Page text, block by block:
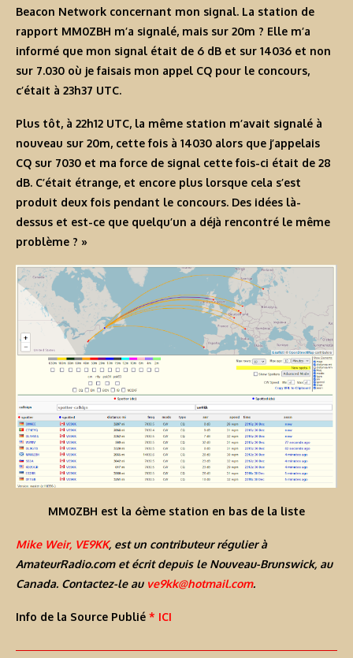
Beacon Network concernant mon signal. La station de
rapport MM0ZBH m’a signalé, mais sur 20m ? Elle m’a
informé que mon signal était de 6 dB et sur 14036 et non
sur 7.030 où je faisais mon appel CQ pour le concours,
c’était à 23h37 UTC.
Plus tôt, à 22h12 UTC, la même station m’avait signalé à
nouveau sur 20m, cette fois à 14030 alors que j’appelais
CQ sur 7030 et ma force de signal cette fois-ci était de 28
dB. C’était étrange, et encore plus lorsque cela s’est
produit deux fois pendant le concours. Des idées là-
dessus et est-ce que quelqu’un a déjà rencontré le même
problème ? »
MM0ZBH est la 6ème station en bas de la liste
Mike Weir, VE9KK, est un contributeur régulier à
AmateurRadio.com et écrit depuis le Nouveau-Brunswick, au
Canada. Contactez-le au ve9kk@hotmail.com.
Info de la Source Publié * ICI